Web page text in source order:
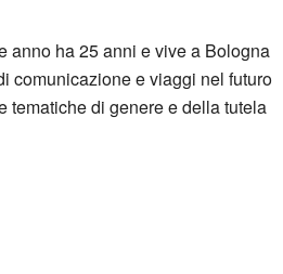
anno ha 25 anni e vive a Bologna
comunicazione e viaggi nel futuro
tematiche di genere e della tutela